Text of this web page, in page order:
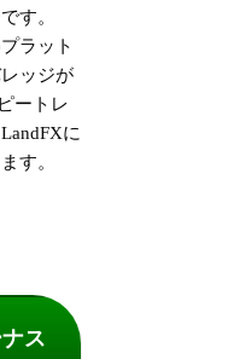
す。
ラット
ッジが
ートレ
に
す。
ス